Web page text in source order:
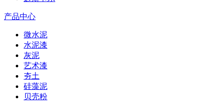
产品中心
微水泥
水泥漆
灰泥
艺术漆
夯土
硅藻泥
贝壳粉